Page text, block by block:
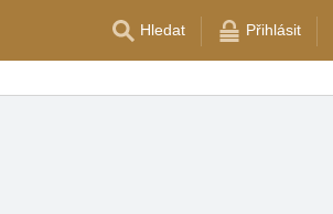
Hledat Přihlásit